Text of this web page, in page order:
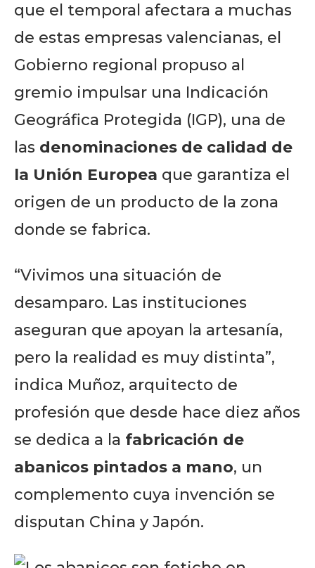
que el temporal afectara a muchas
de estas empresas valencianas, el
Gobierno regional propuso al
gremio impulsar una Indicación
Geográfica Protegida (IGP), una de
las denominaciones de calidad de
la Unión Europea que garantiza el
origen de un producto de la zona
donde se fabrica.
“Vivimos una situación de
desamparo. Las instituciones
aseguran que apoyan la artesanía,
pero la realidad es muy distinta”,
indica Muñoz, arquitecto de
profesión que desde hace diez años
se dedica a la fabricación de
abanicos pintados a mano, un
complemento cuya invención se
disputan China y Japón.